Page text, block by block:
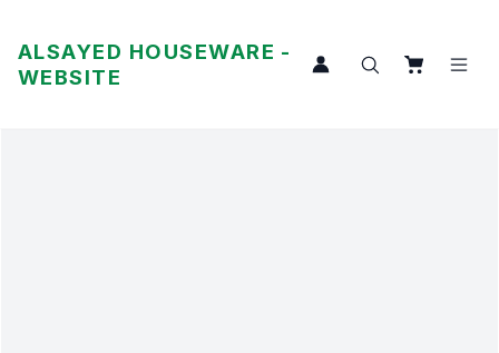
ALSAYED HOUSEWARE -
WEBSITE